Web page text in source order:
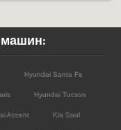
машин:
Hyundai Santa Fe
Hyundai Tucson
Accent Kia Soul